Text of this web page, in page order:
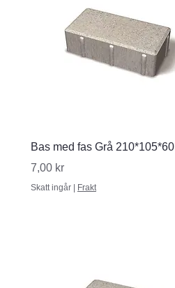
Snabbvisning
Bas med fas Grå 210*105*60
Pris
7,00 kr
Skatt ingår | Frakt